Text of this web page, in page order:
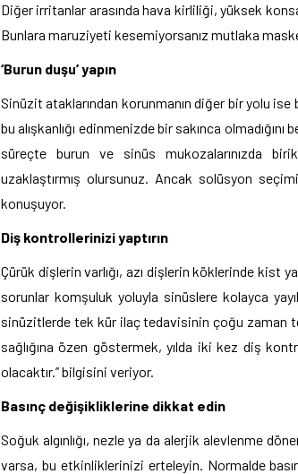
Diğer irritanlar arasında hava kirliliği, yüksek
Bunlara maruziyeti kesemiyorsanız mutlaka
‘Burun duşu’ yapın
Sinüzit ataklarından korunmanın diğer bir yolu
bu alışkanlığı edinmenizde bir sakınca
süreçte burun ve sinüs mukozalarınızda
uzaklaştırmış olursunuz. Ancak solüsyon
konuşuyor.
Diş kontrollerinizi yaptırın
Çürük dişlerin varlığı, azı dişlerin köklerinde kist
sorunlar komşuluk yoluyla sinüslere kolayca
sinüzitlerde tek kür ilaç tedavisinin çoğu zaman
sağlığına özen göstermek, yılda iki kez diş
olacaktır.” bilgisini veriyor.
Basınç değişikliklerine dikkat edin
Soğuk algınlığı, nezle ya da alerjik alevlenme
varsa, bu etkinliklerinizi erteleyin. Normalde